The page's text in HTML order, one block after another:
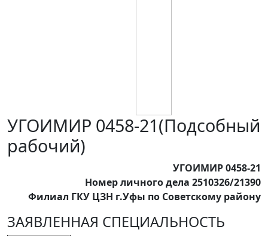
УГОИМИР 0458-21(Подсобный
рабочий)
УГОИМИР 0458-21
Номер личного дела 2510326/21390
Филиал ГКУ ЦЗН г.Уфы по Советскому району
ЗАЯВЛЕННАЯ СПЕЦИАЛЬНОСТЬ